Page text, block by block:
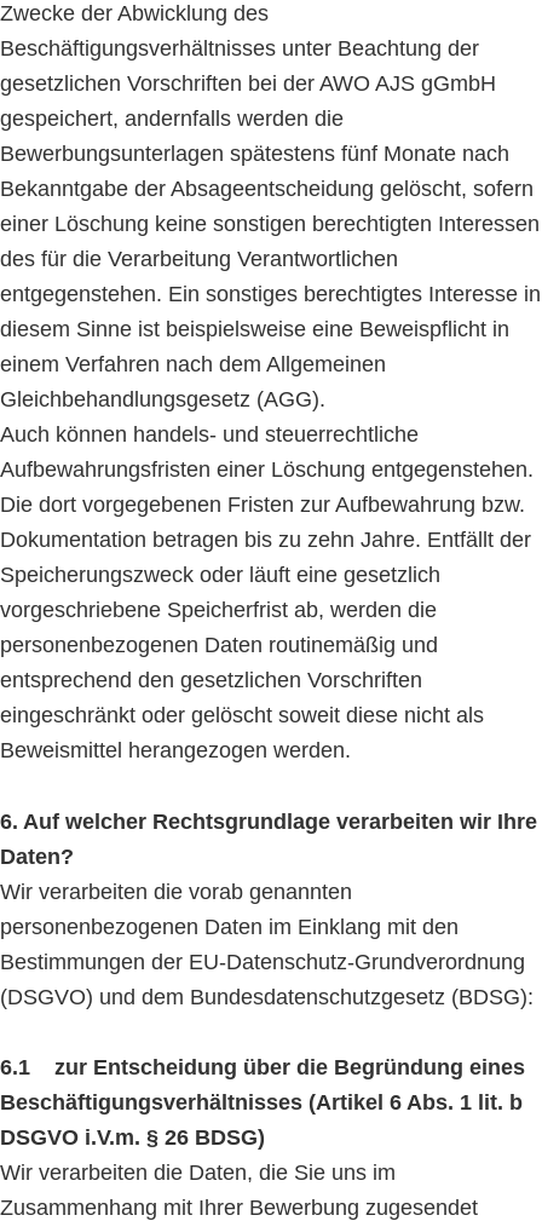
Zwecke der Abwicklung des
Beschäftigungsverhältnisses unter Beachtung der
gesetzlichen Vorschriften bei der AWO AJS gGmbH
gespeichert, andernfalls werden die
Bewerbungsunterlagen spätestens fünf Monate nach
Bekanntgabe der Absageentscheidung gelöscht, sofern
einer Löschung keine sonstigen berechtigten Interessen
des für die Verarbeitung Verantwortlichen
entgegenstehen. Ein sonstiges berechtigtes Interesse in
diesem Sinne ist beispielsweise eine Beweispflicht in
einem Verfahren nach dem Allgemeinen
Gleichbehandlungsgesetz (AGG).
Auch können handels- und steuerrechtliche
Aufbewahrungsfristen einer Löschung entgegenstehen.
Die dort vorgegebenen Fristen zur Aufbewahrung bzw.
Dokumentation betragen bis zu zehn Jahre. Entfällt der
Speicherungszweck oder läuft eine gesetzlich
vorgeschriebene Speicherfrist ab, werden die
personenbezogenen Daten routinemäßig und
entsprechend den gesetzlichen Vorschriften
eingeschränkt oder gelöscht soweit diese nicht als
Beweismittel herangezogen werden.
6. Auf welcher Rechtsgrundlage verarbeiten wir Ihre
Daten?
Wir verarbeiten die vorab genannten
personenbezogenen Daten im Einklang mit den
Bestimmungen der EU-Datenschutz-Grundverordnung
(DSGVO) und dem Bundesdatenschutzgesetz (BDSG):
6.1 zur Entscheidung über die Begründung eines
Beschäftigungsverhältnisses (Artikel 6 Abs. 1 lit. b
DSGVO i.V.m. § 26 BDSG)
Wir verarbeiten die Daten, die Sie uns im
Zusammenhang mit Ihrer Bewerbung zugesendet